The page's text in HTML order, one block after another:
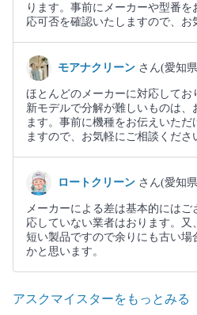
ります。事前にメーカーや型番
応可否を確認いたしますので、お
モアナクリーン さん(愛知
ほとんどのメーカーに対応して
新モデルで分解が難しいものは、
ます。事前に機種をお伝えいた
ますので、お気軽にご相談くださ
ロートクリーン さん(愛知
メーカーによる差は基本的には
応していない業者はおります。
短い製品ですので余りにも古い場
かと思います。
アスクマイスターをもっとみる